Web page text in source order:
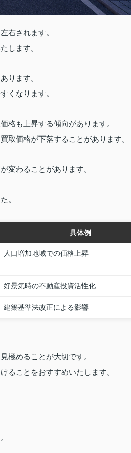
右されます。
します。
ります。
くなります。
格も上昇する傾向があります。
取価格が下落することがあります。
変わることがあります。
。
具体例
人口増加地域での価格上昇
好景気時の不動産投資活性化
建築基準法改正による影響
極めることが大切です。
ることをおすすめいたします。